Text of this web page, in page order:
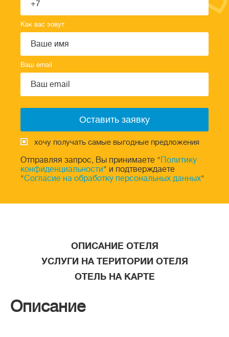
Как вас зовут
Ваш email
хочу получать самые выгодные предложения
Отправляя запрос, Вы принимаете "Политику
конфиденциальности" и подтверждаете
"Согласие на обработку персональных данных"
ОПИСАНИЕ ОТЕЛЯ
УСЛУГИ НА ТЕРИТОРИИ ОТЕЛЯ
ОТЕЛЬ НА КАРТЕ
Описание